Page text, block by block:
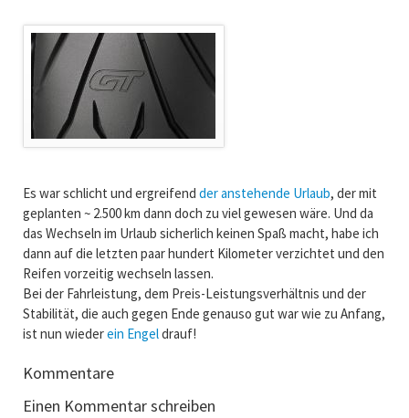
Es war schlicht und ergreifend der anstehende Urlaub, der mit
geplanten ~ 2.500 km dann doch zu viel gewesen wäre. Und da
das Wechseln im Urlaub sicherlich keinen Spaß macht, habe ich
dann auf die letzten paar hundert Kilometer verzichtet und den
Reifen vorzeitig wechseln lassen.
Bei der Fahrleistung, dem Preis-Leistungsverhältnis und der
Stabilität, die auch gegen Ende genauso gut war wie zu Anfang,
ist nun wiederein Engeldrauf!
Kommentare
Einen Kommentar schreiben